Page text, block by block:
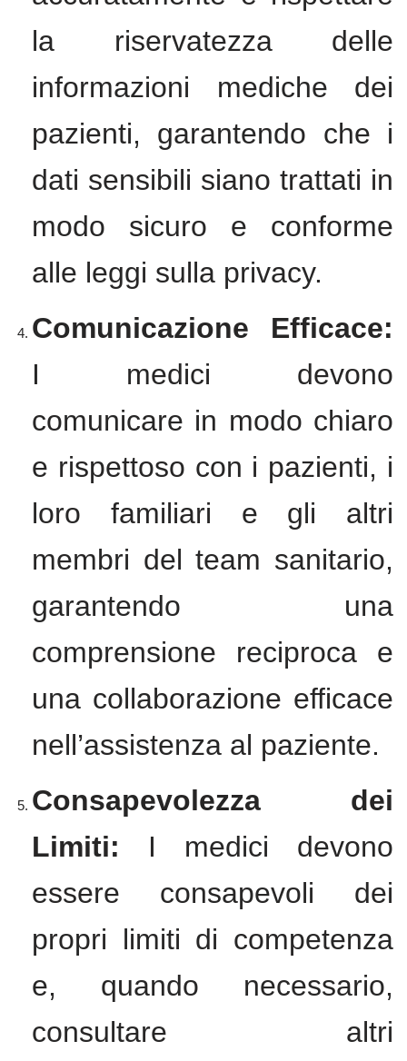
la riservatezza delle
informazioni mediche dei
pazienti, garantendo che i
dati sensibili siano trattati in
modo sicuro e conforme
alle leggi sulla privacy.
Comunicazione Efficace:
I medici devono
comunicare in modo chiaro
e rispettoso con i pazienti, i
loro familiari e gli altri
membri del team sanitario,
garantendo una
comprensione reciproca e
una collaborazione efficace
nell’assistenza al paziente.
Consapevolezza dei
Limiti: I medici devono
essere consapevoli dei
propri limiti di competenza
e, quando necessario,
consultare altri